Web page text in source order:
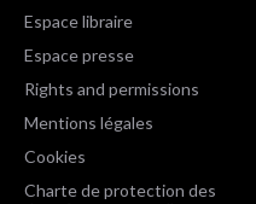
Espace libraire
Espace presse
Rights and permissions
Mentions légales
Cookies
Charte de protection des